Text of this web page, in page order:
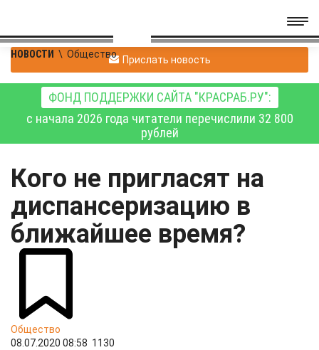
НОВОСТИ \ Общество Прислать новость
ФОНД ПОДДЕРЖКИ САЙТА "КРАСРАБ.РУ":
с начала 2026 года читатели перечислили 32 800
рублей
Кого не пригласят на
диспансеризацию в
ближайшее время?
Общество
08.07.2020 08:58 1130